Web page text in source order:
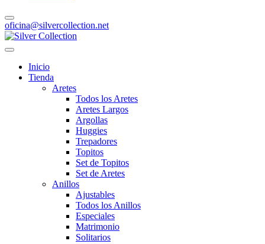
oficina@silvercollection.net
Inicio
Tienda
Aretes
Todos los Aretes
Aretes Largos
Argollas
Huggies
Trepadores
Topitos
Set de Topitos
Set de Aretes
Anillos
Ajustables
Todos los Anillos
Especiales
Matrimonio
Solitarios